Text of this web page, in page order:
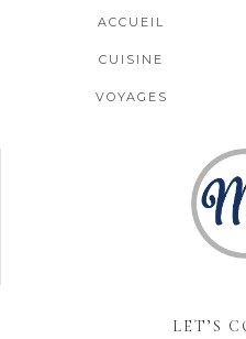
ACCUEIL
CUISINE
VOYAGES
LET’S